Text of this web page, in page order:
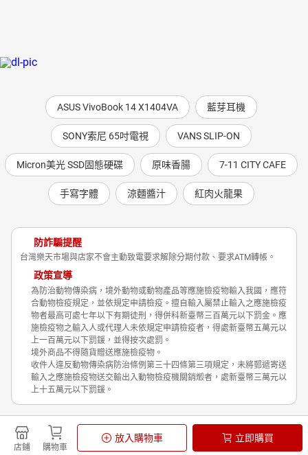
店鋪 購物車
放入購物車 立即購買
ASUS VivoBook 14 X1404VA 藍芽耳機
SONY索尼 65吋電視 VANS SLIP-ON
Micron美光 SSD固態硬碟 原味香腸 7-11 CITY CAFE
手寫字體 涼麵醬汁 紅肉火龍果
防詐騙提醒
台灣樂天市場與店家不會主動致電要求解除分期付款、要求ATM轉帳。
政策宣導
為防治動物傳染病，境外動物或動物產品等應施檢疫物輸入我國，應符
合動物檢疫規定，並依規定申請檢疫。擅自輸入屬禁止輸入之應施檢疫
物者最高可處七年以下有期徒刑，得併科新臺幣三百萬元以下罰金。應
施檢疫物之輸入人或代理人未依規定申請檢疫者，得處新臺幣五萬元以
上一百萬元以下罰鍰，並得按次處罰。
境外商品不得隨貨贈送應施檢疫物。
收件人違反動物傳染病防治條例第三十四條第三項規定，未將郵遞寄送
輸入之應施檢疫物送交輸出入動物檢疫機關銷燬者，處新臺幣三萬元以
上十五萬元以下罰鍰。
Shopping is Entertainment!
非洲豬瘟政策宣導
隱私權政策
© Rakuten Group, Inc.